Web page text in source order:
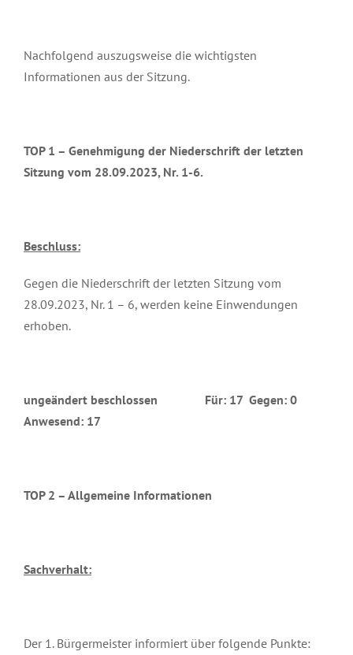
Nachfolgend auszugsweise die wichtigsten
Informationen aus der Sitzung.
TOP 1 – Genehmigung der Niederschrift der letzten
Sitzung vom 28.09.2023, Nr. 1-6.
Beschluss:
Gegen die Niederschrift der letzten Sitzung vom
28.09.2023, Nr. 1 – 6, werden keine Einwendungen
erhoben.
ungeändert beschlossen Für: 17 Gegen: 0
Anwesend: 17
TOP 2 – Allgemeine Informationen
Sachverhalt:
Der 1. Bürgermeister informiert über folgende Punkte: